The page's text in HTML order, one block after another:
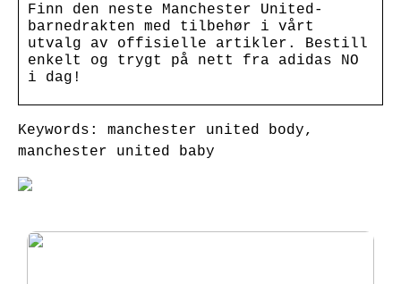
Finn den neste Manchester United-
barnedrakten med tilbehør i vårt
utvalg av offisielle artikler. Bestill
enkelt og trygt på nett fra adidas NO
i dag!
Keywords: manchester united body,
manchester united baby